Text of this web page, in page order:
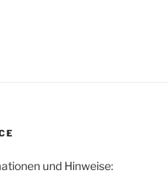
und Hinweise: